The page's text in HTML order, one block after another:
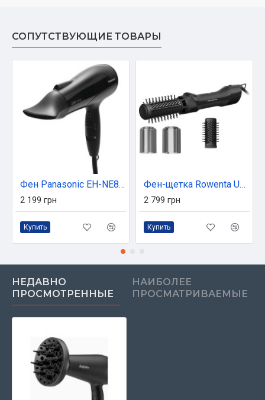
СОПУТСТВУЮЩИЕ ТОВАРЫ
Фен Panasonic EH-NE83-K865
2 199 грн
Купить
Фен-щетка Rowenta UB9520F0
2 799 грн
Купить
НЕДАВНО
ПРОСМОТРЕННЫЕ
НАИБОЛЕЕ
ПРОСМАТРИВАЕМЫЕ